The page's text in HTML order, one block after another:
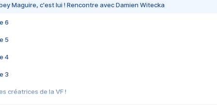
Maguire, c'est lui ! Rencontre avec Damien Witecka
6
5
4
3
créatrices de la VF !